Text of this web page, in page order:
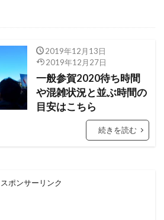
2019年12月13日
2019年12月27日
一般参賀2020待ち時間
や混雑状況と並ぶ時間の
目安はこちら
続きを読む
スポンサーリンク